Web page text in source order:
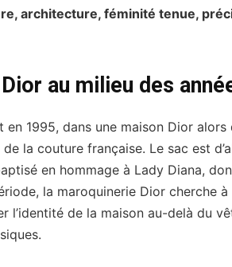
architecture, féminité tenue,
au milieu des
en 1995, dans une maison Dior
de la couture française. Le sac est
en hommage à Lady Diana,
la maroquinerie Dior cherche
l’identité de la maison au-delà du